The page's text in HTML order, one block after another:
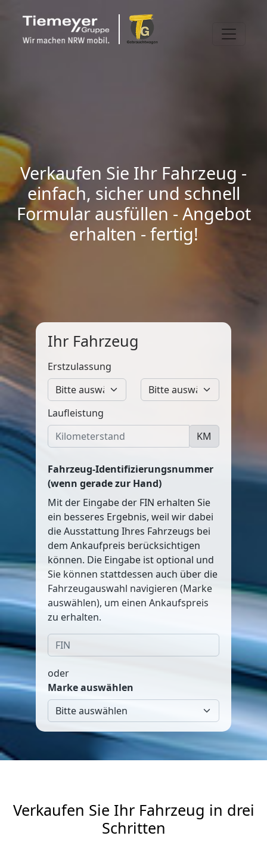
Verkaufen Sie Ihr Fahrzeug -
einfach, sicher und schnell
Formular ausfüllen - Angebot
erhalten - fertig!
Ihr Fahrzeug
Erstzulassung
Laufleistung
KM
Fahrzeug-Identifizierungsnummer
(wenn gerade zur Hand)
Mit der Eingabe der FIN erhalten Sie
ein besseres Ergebnis, weil wir dabei
die Ausstattung Ihres Fahrzeugs bei
dem Ankaufpreis berücksichtigen
können. Die Eingabe ist optional und
Sie können stattdessen auch über die
Fahrzeugauswahl navigieren (Marke
auswählen), um einen Ankaufspreis
zu erhalten.
oder
Marke auswählen
Verkaufen Sie Ihr Fahrzeug in drei
Schritten